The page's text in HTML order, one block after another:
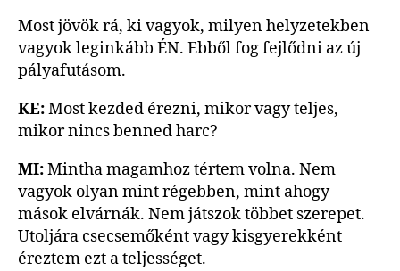
Most jövök rá, ki vagyok, milyen helyzetekben
vagyok leginkább ÉN. Ebből fog fejlődni az új
pályafutásom.
KE:Most kezded érezni, mikor vagy teljes,
mikor nincs benned harc?
MI:Mintha magamhoz tértem volna. Nem
vagyok olyan mint régebben, mint ahogy
mások elvárnák. Nem játszok többet szerepet.
Utoljára csecsemőként vagy kisgyerekként
éreztem ezt a teljességet.